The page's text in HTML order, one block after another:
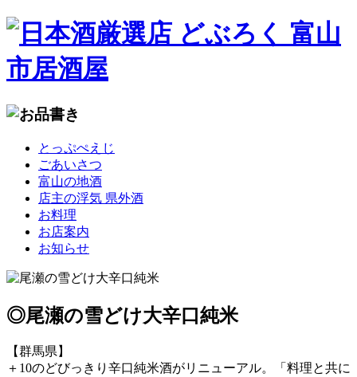
とっぷぺえじ
ごあいさつ
富山の地酒
店主の浮気 県外酒
お料理
お店案内
お知らせ
◎尾瀬の雪どけ大辛口純米
【群馬県】
＋10のどびっきり辛口純米酒がリニューアル。「料理と共に